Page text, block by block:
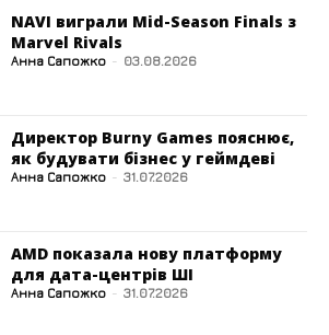
NAVI виграли Mid-Season Finals з
Marvel Rivals
Анна Сапожко - 03.08.2026
Директор Burny Games пояснює,
як будувати бізнес у геймдеві
Анна Сапожко - 31.07.2026
AMD показала нову платформу
для дата-центрів ШІ
Анна Сапожко - 31.07.2026